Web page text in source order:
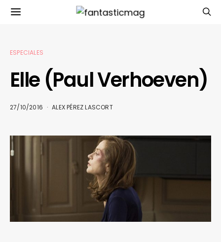
ESPECIALES
Elle (Paul Verhoeven)
27/10/2016 ALEX PÉREZ LASCORT